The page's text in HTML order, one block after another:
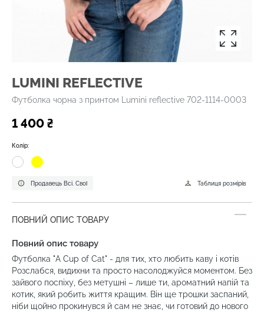
LUMINI REFLECTIVE
Футболка чорна з принтом Lumini reflective 702-1114-0003
1 400 ₴
Продавець Всі. Свої
Колір:
Таблиця розмірів
ПОВНИЙ ОПИС ТОВАРУ
Повний опис товару
Футболка "A Cup of Cat" - для тих, хто любить каву і котів
Розслабся, видихни та просто насолоджуйся моментом. Без
зайвого поспіху, без метушні – лише ти, ароматний напій та
котик, який робить життя кращим. Він ще трошки заспаний,
ніби щойно прокинувся й сам не знає, чи готовий до нового